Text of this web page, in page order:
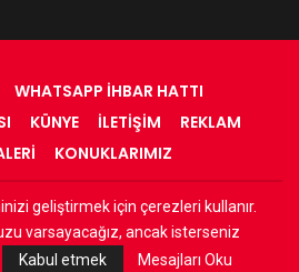
WHATSAPP İHBAR HATTI
KÜNYE İLETIŞIM
REKLAM
KONUKLARIMIZ
- Tüm Hakları Saklıdır
Tasarım:Adnan
geliştirmek için çerezleri kullanır.
varsayacağız, ancak isterseniz
Kabul etmek Mesajları Oku